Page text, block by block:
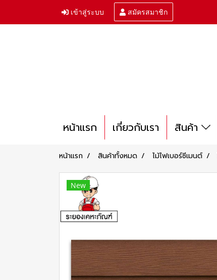
เข้าสู่ระบบ สมัครสมาชิก
หน้าแรก เกี่ยวกับเรา สินค้า
หน้าแรก สินค้าทั้งหมด ไม้ไฟเบอร์ซีเมนต์
New